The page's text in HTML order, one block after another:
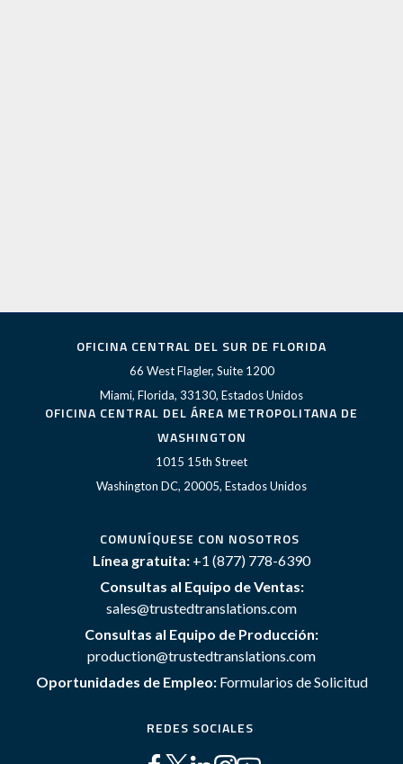
OFICINA CENTRAL DEL SUR DE FLORIDA
66 West Flagler, Suite 1200
Miami, Florida, 33130, Estados Unidos
OFICINA CENTRAL DEL ÁREA METROPOLITANA DE
WASHINGTON
1015 15th Street
Washington DC, 20005, Estados Unidos
COMUNÍQUESE CON NOSOTROS
Línea gratuita: +1 (877) 778-6390
Consultas al Equipo de Ventas:
sales@trustedtranslations.com
Consultas al Equipo de Producción:
production@trustedtranslations.com
Oportunidades de Empleo: Formularios de Solicitud
REDES SOCIALES